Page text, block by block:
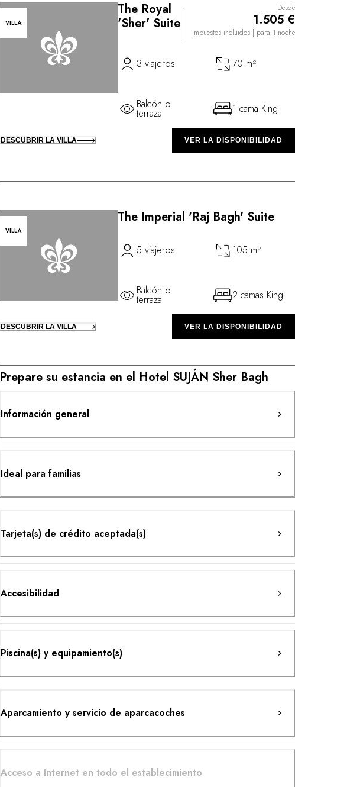
Prepare su estancia en el Hotel SUJÁN Sher Bagh
Información general
Ideal para familias
Tarjeta(s) de crédito aceptada(s)
Accesibilidad
Piscina(s) y equipamiento(s)
Aparcamiento y servicio de aparcacoches
Acceso a Internet en todo el establecimiento
VILLA
The Royal
'Sher' Suite
Desde
1.505 €
Impuestos incluidos | para 1 noche
3 viajeros 70 m²
Balcón o
terraza 1 cama King
DESCUBRIR LA VILLA VER LA DISPONIBILIDAD
VILLA
The Imperial 'Raj Bagh' Suite
5 viajeros 105 m²
Balcón o
terraza 2 camas King
DESCUBRIR LA VILLA VER LA DISPONIBILIDAD